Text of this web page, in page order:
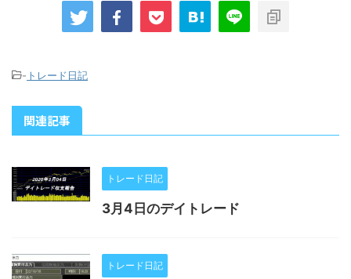
- トレード日記
関連記事
トレード日記
3月4日のデイトレード
トレード日記